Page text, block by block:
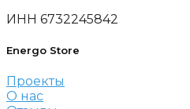
ИНН 6732245842
Energo Store
Проекты
О нас